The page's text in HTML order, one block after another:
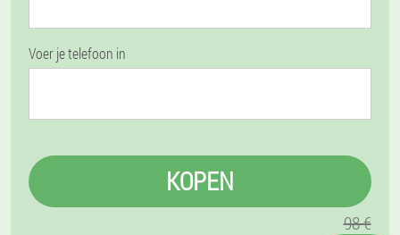
Voer je telefoon in
KOPEN
98 €